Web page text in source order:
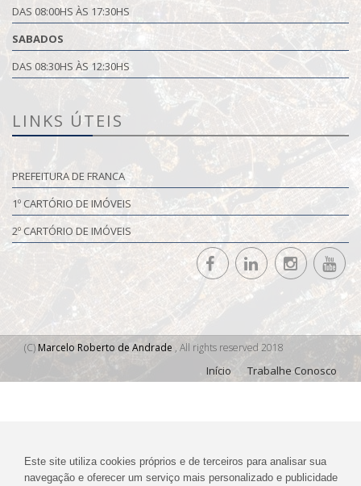
DAS 08:00HS ÀS 17:30HS
SABADOS
DAS 08:30HS ÀS 12:30HS
LINKS ÚTEIS
PREFEITURA DE FRANCA
1º CARTÓRIO DE IMÓVEIS
2º CARTÓRIO DE IMÓVEIS
(C)Marcelo Roberto de Andrade , All rights reserved 2018
Início Trabalhe Conosco
Este site utiliza cookies próprios e de terceiros para analisar sua
navegação e oferecer um serviço mais personalizado e publicidade